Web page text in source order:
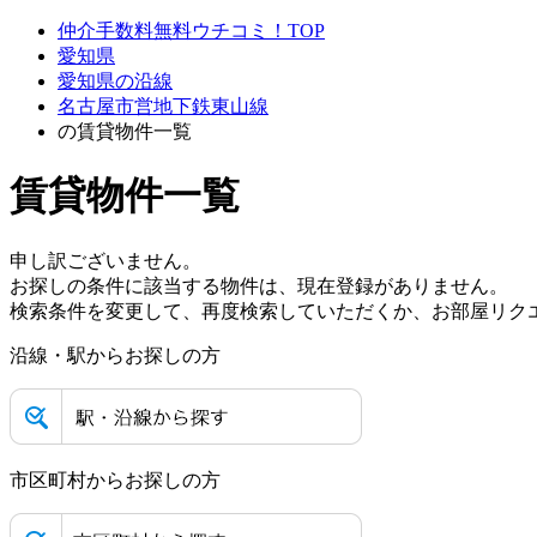
仲介手数料無料ウチコミ！TOP
愛知県
愛知県の沿線
名古屋市営地下鉄東山線
の賃貸物件一覧
賃貸物件一覧
申し訳ございません。
お探しの条件に該当する物件は、現在登録がありません。
検索条件を変更して、再度検索していただくか、お部屋リ
沿線・駅からお探しの方
市区町村からお探しの方